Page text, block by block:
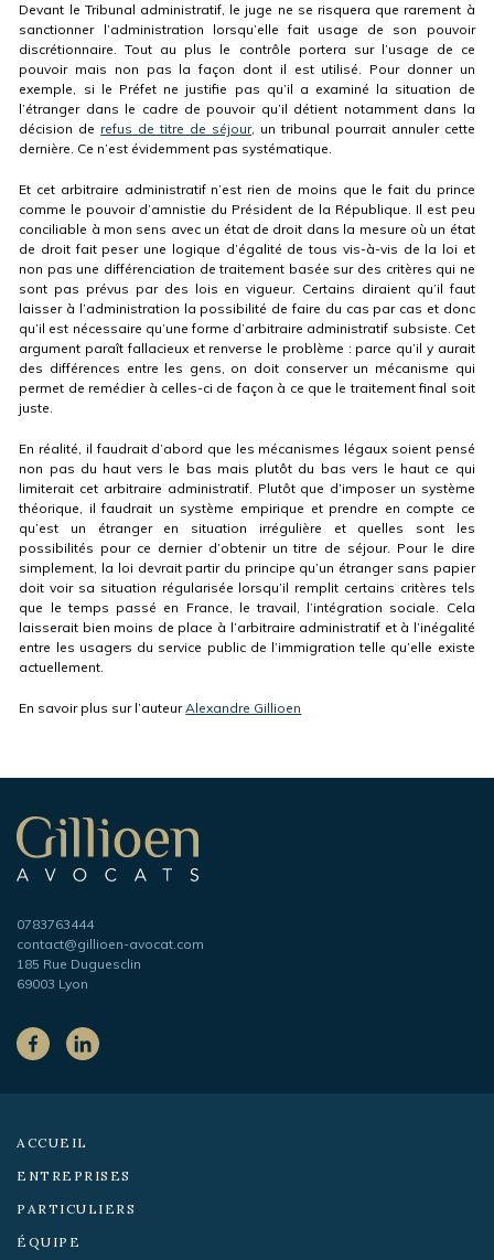
Devant le Tribunal administratif, le juge ne se risquera que rarement à
sanctionner l’administration lorsqu’elle fait usage de son pouvoir
discrétionnaire. Tout au plus le contrôle portera sur l’usage de ce
pouvoir mais non pas la façon dont il est utilisé. Pour donner un
exemple, si le Préfet ne justifie pas qu’il a examiné la situation de
l’étranger dans le cadre de pouvoir qu’il détient notamment dans la
décision de refus de titre de séjour, un tribunal pourrait annuler cette
dernière. Ce n’est évidemment pas systématique.
Et cet arbitraire administratif n’est rien de moins que le fait du prince
comme le pouvoir d’amnistie du Président de la République. Il est peu
conciliable à mon sens avec un état de droit dans la mesure où un état
de droit fait peser une logique d’égalité de tous vis-à-vis de la loi et
non pas une différenciation de traitement basée sur des critères qui ne
sont pas prévus par des lois en vigueur. Certains diraient qu’il faut
laisser à l’administration la possibilité de faire du cas par cas et donc
qu’il est nécessaire qu’une forme d’arbitraire administratif subsiste. Cet
argument paraît fallacieux et renverse le problème : parce qu’il y aurait
des différences entre les gens, on doit conserver un mécanisme qui
permet de remédier à celles-ci de façon à ce que le traitement final soit
juste.
En réalité, il faudrait d’abord que les mécanismes légaux soient pensé
non pas du haut vers le bas mais plutôt du bas vers le haut ce qui
limiterait cet arbitraire administratif. Plutôt que d’imposer un système
théorique, il faudrait un système empirique et prendre en compte ce
qu’est un étranger en situation irrégulière et quelles sont les
possibilités pour ce dernier d’obtenir un titre de séjour. Pour le dire
simplement, la loi devrait partir du principe qu’un étranger sans papier
doit voir sa situation régularisée lorsqu’il remplit certains critères tels
que le temps passé en France, le travail, l’intégration sociale. Cela
laisserait bien moins de place à l’arbitraire administratif et à l’inégalité
entre les usagers du service public de l’immigration telle qu’elle existe
actuellement.
En savoir plus sur l’auteurAlexandre Gillioen
Téléphone
0783763444
Adresse
e-
mail
contact@gillioen-avocat.com
185 Rue Duguesclin
69003 Lyon
Sur
les
ACCUEIL
ENTREPRISES
PARTICULIERS
ÉQUIPE